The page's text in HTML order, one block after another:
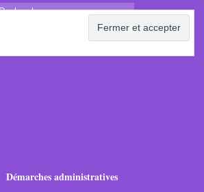
Démarches administratives